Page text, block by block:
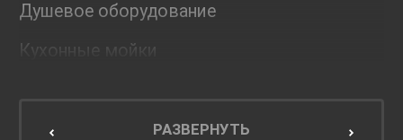
Душевое оборудование
Кухонные мойки
Мебель для кухниРАЗВЕРНУТЬ